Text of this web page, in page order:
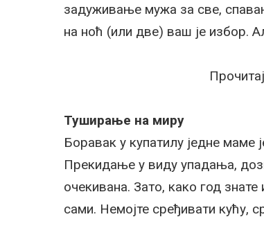
задуживање мужа за све,
на ноћ (или две) ваш је избор.
Туширање на миру
Боравак у купатилу једне маме
Прекидање у виду упадања,
очекивана. Зато, како год
сами. Немојте сређивати кућу,